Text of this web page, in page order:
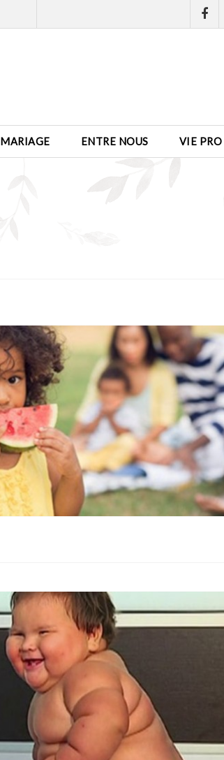
MARIAGE ENTRE NOUS VIE PRO